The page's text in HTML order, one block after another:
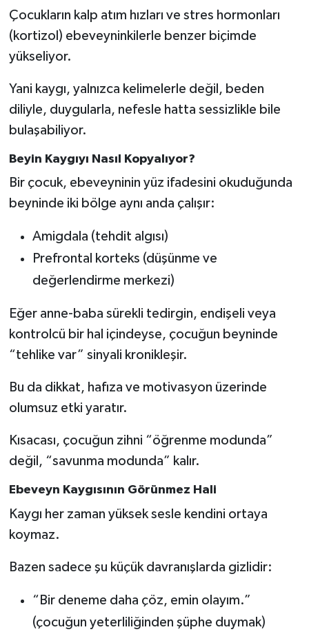
Çocukların kalp atım hızları ve stres hormonları
(kortizol) ebeveyninkilerle benzer biçimde
yükseliyor.
Yani kaygı, yalnızca kelimelerle değil, beden
diliyle, duygularla, nefesle hatta sessizlikle bile
bulaşabiliyor.
Beyin Kaygıyı Nasıl Kopyalıyor?
Bir çocuk, ebeveyninin yüz ifadesini okuduğunda
beyninde iki bölge aynı anda çalışır:
Amigdala (tehdit algısı)
Prefrontal korteks (düşünme ve
değerlendirme merkezi)
Eğer anne-baba sürekli tedirgin, endişeli veya
kontrolcü bir hal içindeyse, çocuğun beyninde
“tehlike var” sinyali kronikleşir.
Bu da dikkat, hafıza ve motivasyon üzerinde
olumsuz etki yaratır.
Kısacası, çocuğun zihni “öğrenme modunda”
değil, “savunma modunda” kalır.
Ebeveyn Kaygısının Görünmez Hali
Kaygı her zaman yüksek sesle kendini ortaya
koymaz.
Bazen sadece şu küçük davranışlarda gizlidir:
“Bir deneme daha çöz, emin olayım.”
(çocuğun yeterliliğinden şüphe duymak)